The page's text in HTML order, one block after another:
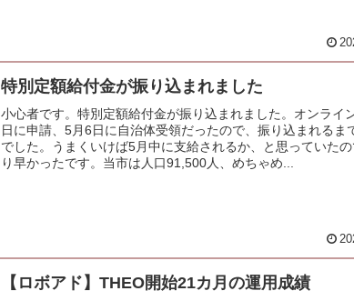
特別定額給付金が振り込まれました
小心者です。特別定額給付金が振り込まれました。オンライ
日に申請、5月6日に自治体受領だったので、振り込まれるま
でした。うまくいけば5月中に支給されるか、と思っていた
り早かったです。当市は人口91,500人、めちゃめ...
【ロボアド】THEO開始21カ月の運用成績